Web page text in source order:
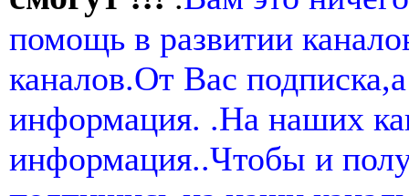
помощь в развитии
каналов.От Вас
информация. .На наших
информация..Чтобы и